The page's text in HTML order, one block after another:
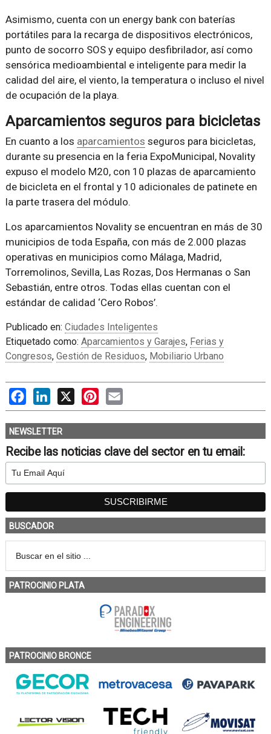
Asimismo, cuenta con un energy bank con baterías
portátiles para la recarga de dispositivos electrónicos,
punto de socorro SOS y equipo desfibrilador, así como
sensórica medioambiental e inteligente para medir la
calidad del aire, el viento, la temperatura o incluso el nivel
de ocupación de la playa.
Aparcamientos seguros para bicicletas
En cuanto a los aparcamientos seguros para bicicletas,
durante su presencia en la feria ExpoMunicipal, Novality
expuso el modelo M20, con 10 plazas de aparcamiento
de bicicleta en el frontal y 10 adicionales de patinete en
la parte trasera del módulo.
Los aparcamientos Novality se encuentran en más de 30
municipios de toda España, con más de 2.000 plazas
operativas en municipios como Málaga, Madrid,
Torremolinos, Sevilla, Las Rozas, Dos Hermanas o San
Sebastián, entre otros. Todas ellas cuentan con el
estándar de calidad ‘Cero Robos’.
Publicado en: Ciudades Inteligentes
Etiquetado como: Aparcamientos y Garajes, Ferias y
Congresos, Gestión de Residuos, Mobiliario Urbano
FacebookLinkedIn
X PinterestEmail
NEWSLETTER
Recibe las noticias clave del sector en tu email:
BUSCADOR
PATROCINIO PLATA
PATROCINIO BRONCE